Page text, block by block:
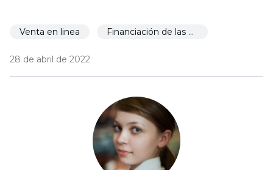
Venta en linea Financiación de las empresas
28 de abril de 2022